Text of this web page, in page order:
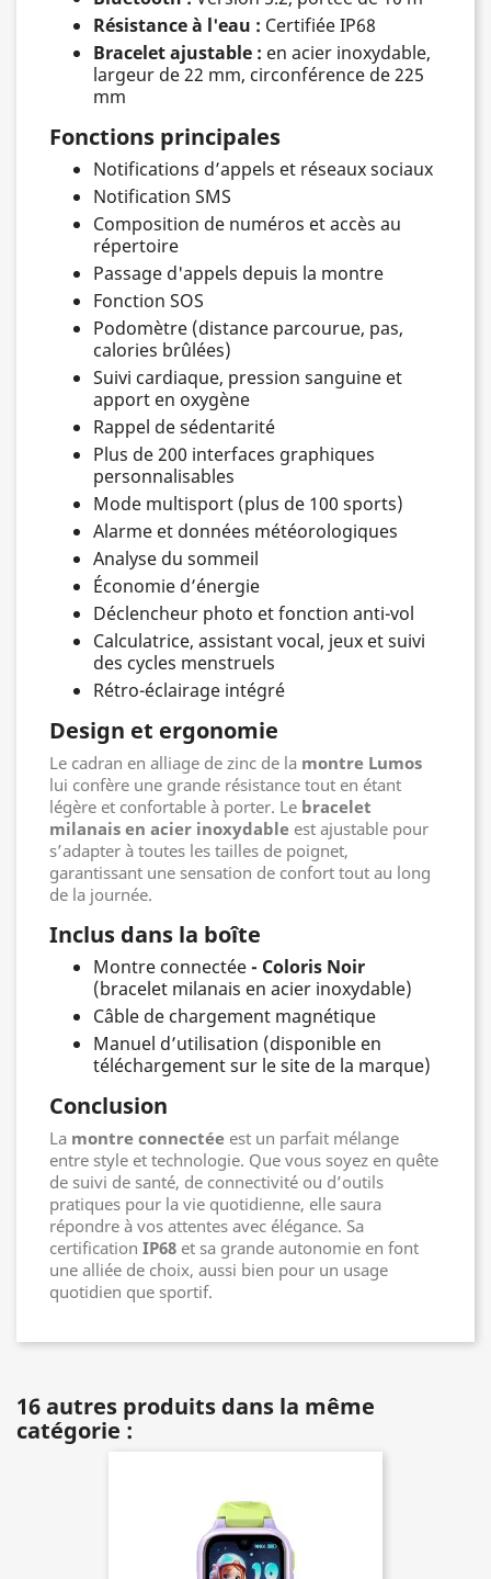
Résistance à l'eau : Certifiée IP68
Bracelet ajustable : en acier inoxydable,
largeur de 22 mm, circonférence de 225
mm
Fonctions principales
Notifications d’appels et réseaux sociaux
Notification SMS
Composition de numéros et accès au
répertoire
Passage d'appels depuis la montre
Fonction SOS
Podomètre (distance parcourue, pas,
calories brûlées)
Suivi cardiaque, pression sanguine et
apport en oxygène
Rappel de sédentarité
Plus de 200 interfaces graphiques
personnalisables
Mode multisport (plus de 100 sports)
Alarme et données météorologiques
Analyse du sommeil
Économie d’énergie
Déclencheur photo et fonction anti-vol
Calculatrice, assistant vocal, jeux et suivi
des cycles menstruels
Rétro-éclairage intégré
Design et ergonomie
Le cadran en alliage de zinc de la montre Lumos
lui confère une grande résistance tout en étant
légère et confortable à porter. Le bracelet
milanais en acier inoxydable est ajustable pour
s’adapter à toutes les tailles de poignet,
garantissant une sensation de confort tout au long
de la journée.
Inclus dans la boîte
Montre connectée- Coloris Noir
(bracelet milanais en acier inoxydable)
Câble de chargement magnétique
Manuel d’utilisation (disponible en
téléchargement sur le site de la marque)
Conclusion
La montre connectée est un parfait mélange
entre style et technologie. Que vous soyez en quête
de suivi de santé, de connectivité ou d’outils
pratiques pour la vie quotidienne, elle saura
répondre à vos attentes avec élégance. Sa
certification IP68 et sa grande autonomie en font
une alliée de choix, aussi bien pour un usage
quotidien que sportif.
16 autres produits dans la même
catégorie :